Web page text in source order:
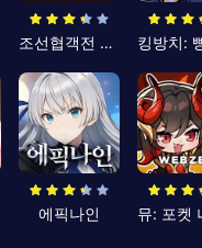
조선협객전 클래식
에픽나인